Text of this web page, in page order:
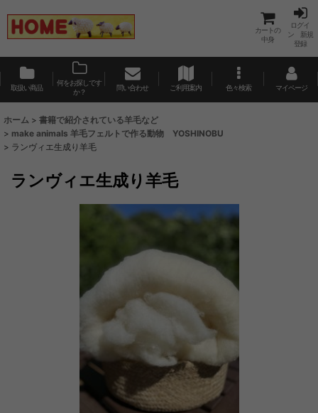
カートの
中身
ログイ
ン 新規
登録
取扱い商品
何をお探しです
か？
問い合わせ ご利用案内 色々検索 マイページ
ホーム > 書籍で紹介されている羊毛など
> make animals 羊毛フェルトで作る動物 YOSHINOBU
> ランヴィエ生成り羊毛
ランヴィエ生成り羊毛